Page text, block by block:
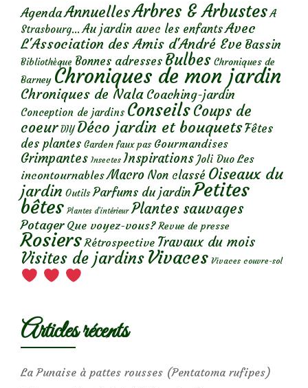
AgendaAnnuellesArbres & Arbustes A
Strasbourg... Au jardin avec les enfantsAvec
L'Association des Amis d'André Eve Bassin
Bibliothèque Bonnes adresses Bulbes Chroniques de
Barney Chroniques de mon jardin
Chroniques de Nala Coaching-jardin
Conception de jardins ConseilsCoups de
coeur DIY Déco jardin et bouquetsFêtes
des plantes Garden faux pas Gourmandises
Grimpantes Insectes Inspirations Joli Duo Les
incontournables Macro Non classé Oiseaux du
jardin Outils Parfums du jardinPetites
bêtes Plantes d’intérieur Plantes sauvages
Potager Que voyez-vous? Revue de presse
Rosiers Rétrospective Travaux du mois
Visites de jardins Vivaces Vivaces couvre-sol
Articles récents
La Punaise à pattes rousses (Pentatoma rufipes)